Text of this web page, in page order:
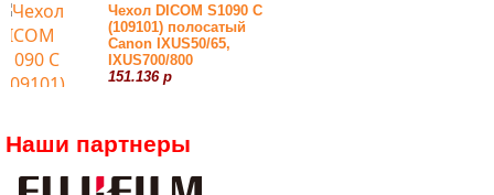
Чехол DICOM S1090 С
(109101) полосатый
Canon IXUS50/65,
IXUS700/800
151.136 р
Наши партнеры